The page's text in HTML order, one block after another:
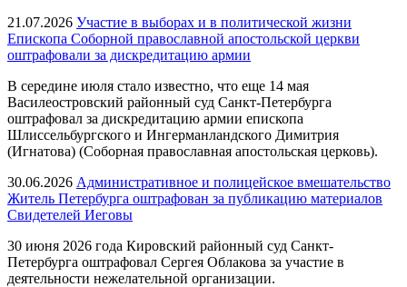
21.07.2026 Участие в выборах и в политической жизни
Епископа Соборной православной апостольской церкви
оштрафовали за дискредитацию армии
В середине июля стало известно, что еще 14 мая
Василеостровский районный суд Санкт-Петербурга
оштрафовал за дискредитацию армии епископа
Шлиссельбургского и Ингерманландского Димитрия
(Игнатова) (Соборная православная апостольская церковь).
30.06.2026 Административное и полицейское вмешательство
Житель Петербурга оштрафован за публикацию материалов
Свидетелей Иеговы
30 июня 2026 года Кировский районный суд Санкт-
Петербурга оштрафовал Сергея Облакова за участие в
деятельности нежелательной организации.